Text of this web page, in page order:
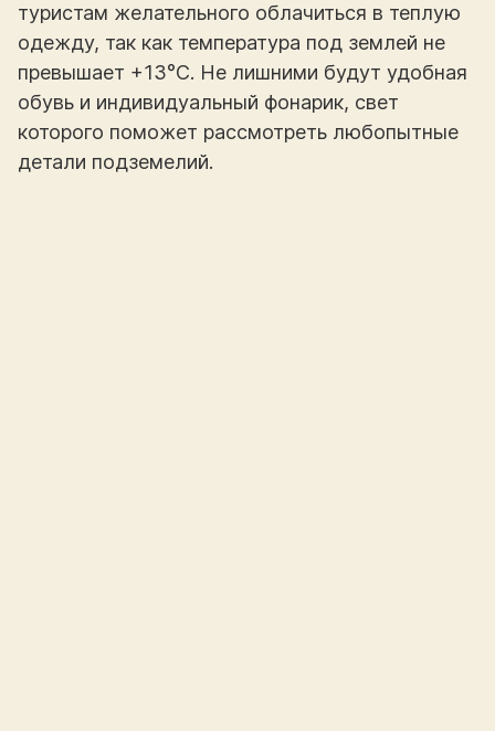
туристам желательного облачиться в теплую
одежду, так как температура под землей не
превышает +13°С. Не лишними будут удобная
обувь и индивидуальный фонарик, свет
которого поможет рассмотреть любопытные
детали подземелий.